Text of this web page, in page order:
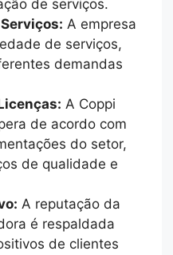
de serviços.
A empresa
de serviços,
demandas
A Coppi
de acordo com
do setor,
de qualidade e
A reputação da
é respaldada
de clientes